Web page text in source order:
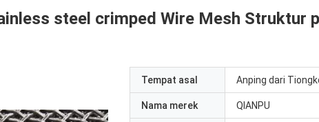
steel crimped Wire Mesh Struktur
Tempat asal Anping dari
Nama merek QIANPU